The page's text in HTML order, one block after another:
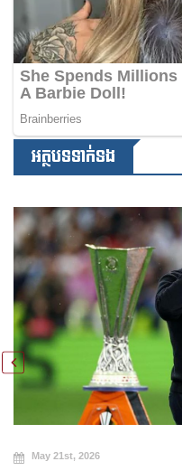
អត្ថបទទាក់ទង
May 21st, 2026